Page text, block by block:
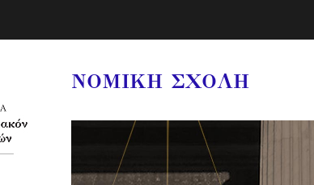
ΝΟΜΙΚΗ ΣΧΟΛΗ